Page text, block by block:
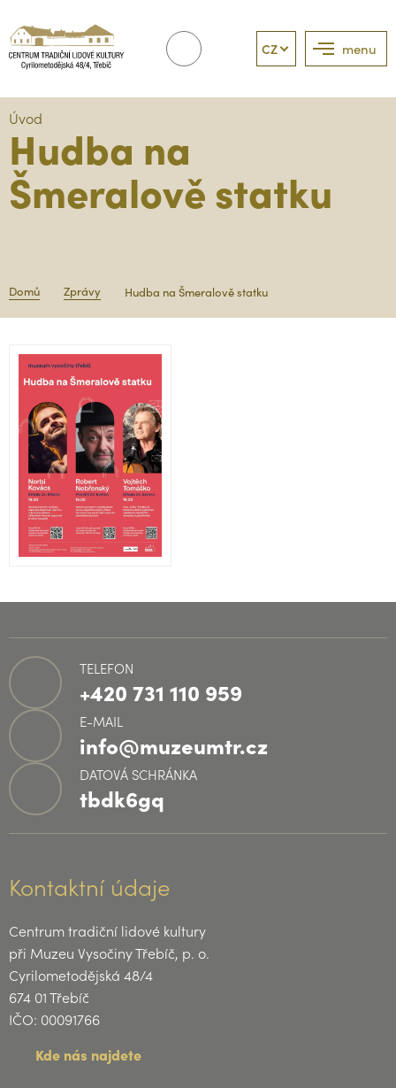
menu
CZ
Úvod
Hudba na
Šmeralově statku
Domů Zprávy Hudba na Šmeralově statku
TELEFON
+420 731 110 959
E-MAIL
info@muzeumtr.cz
DATOVÁ SCHRÁNKA
tbdk6gq
Kontaktní údaje
Centrum tradiční lidové kultury
při Muzeu Vysočiny Třebíč, p. o.
Cyrilometodějská 48/4
674 01 Třebíč
IČO: 00091766
Kde nás najdete